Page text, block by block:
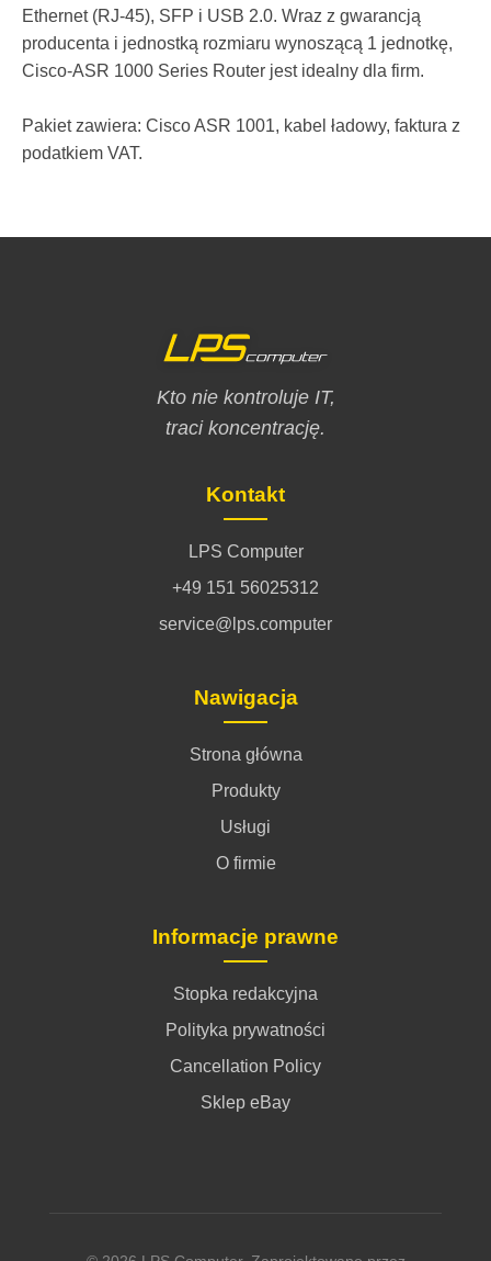
Ethernet (RJ-45), SFP i USB 2.0. Wraz z gwarancją
producenta i jednostką rozmiaru wynoszącą 1 jednotkę,
Cisco-ASR 1000 Series Router jest idealny dla firm.
Pakiet zawiera: Cisco ASR 1001, kabel ładowy, faktura z
podatkiem VAT.
Kto nie kontroluje IT,
traci koncentrację.
Kontakt
LPS Computer
+49 151 56025312
service@lps.computer
Nawigacja
Strona główna
Produkty
Usługi
O firmie
Informacje prawne
Stopka redakcyjna
Polityka prywatności
Cancellation Policy
Sklep eBay